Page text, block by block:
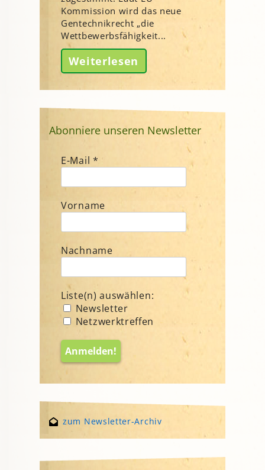
Kommission wird das neue
Gentechnikrecht „die
Wettbewerbsfähigkeit...
Weiterlesen
Abonniere unseren Newsletter
E-Mail *
Vorname
Nachname
Liste(n) auswählen:
Newsletter
Netzwerktreffen
zum Newsletter-Archiv